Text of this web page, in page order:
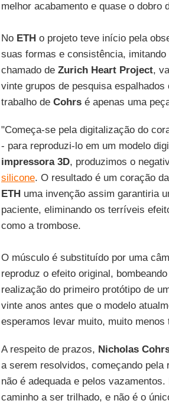
melhor acabamento e quase o dobro
No ETHo projeto teve início pela
suas formas e consistência,
chamado de Zurich Heart Project,
vinte grupos de pesquisa espalhados
trabalho de Cohrsé apenas uma
"Começa-se pela digitalização do
- para reproduzi-lo em um modelo
impressora 3D, produzimos o
silicone. O resultado é um coração
ETHuma invenção assim garantiria
paciente, eliminando os terríveis
como a trombose.
O músculo é substituído por uma
reproduz o efeito original,
realização do primeiro protótipo de
vinte anos antes que o modelo
esperamos levar muito, muito menos
A respeito de prazos, Nicholas
a serem resolvidos, começando pela
não é adequada e pelos
caminho a ser trilhado, e não é o